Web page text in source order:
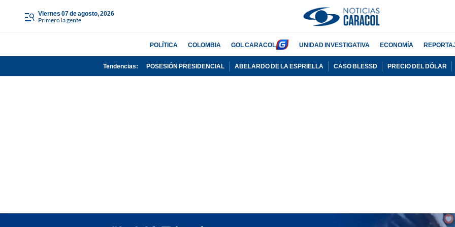
viernes 07 de agosto, 2026
Primero la gente
POLÍTICA COLOMBIA GOL CARACOL UNIDAD INVESTIGATIVA ECONOMÍA
Tendencias: POSESIÓN PRESIDENCIAL ABELARDO DE LA ESPRIELLA CASO BLESSD PRECIO DEL DÓLAR